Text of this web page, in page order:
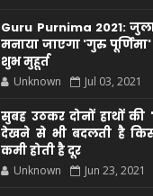
Guru Purnima 2021:
मनाया जाएगा 'गुरु पूर्णिमा'
शुभ मुहूर्त
Unknown Jul 03, 2021
सुबह उठकर दोनों हाथों की
देखने से भी बदलती है
कमी होती है दूर
Unknown Jun 23, 2021